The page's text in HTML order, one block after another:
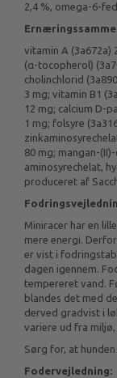
2,4 %, omega-6-
vitamin A (3a672a)
(α-tocopherol)
cholinchlorid
3 mg; vitamin B1
12 mg; calcium D-
1 mg; folsyre
80 mg; mangan-
aminosyrechelat,
produceret af
Miniracer har en
mere energi.
er vist i
dagen igennem.
tempereret vand.
blandes det med
derved gradvist i
variere ud fra
Sørg for, at
Fodervejledning: